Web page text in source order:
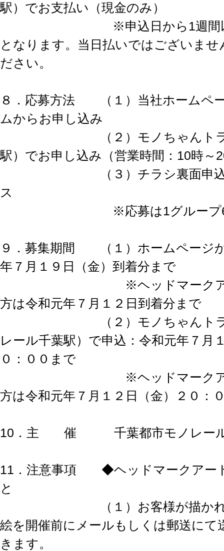
駅）でお支払い（現金のみ）
※申込日から1週間以内
となります。当日払いではございませ
ださい。
８．応募方法 （１）当社ホームペ
ムからお申し込み
（２）モノちゃんトラベ
駅）でお申し込み（営業時間：10時～
（３）チラシ裏面申込用
ス
※応募は1グループ6
９．募集期間 （１）ホームページ
年７月１９日（金）到着分まで
※ヘッドマークアート
方は令和元年７月１２日到着分まで
（２）モノちゃんトラベ
レール千葉駅）で申込：令和元年７月
０：００まで
※ヘッドマークアート
方は令和元年７月１２日（金）２０：
10．主 催 千葉都市モノレール
11．注意事項 ◆ヘッドマークアー
と
（１）お客様が描かれた
絵を開催前にメールもしくは郵送にて
きます。